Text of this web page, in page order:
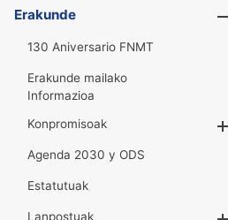
Erakunde
130 Aniversario FNMT
Erakunde mailako
Informazioa
Konpromisoak
Agenda 2030 y ODS
Estatutuak
Lanpostuak